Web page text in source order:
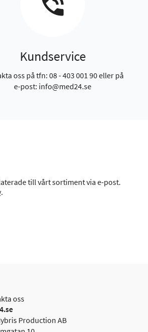
Kundservice
oss på tfn: 08 - 403 001 90 eller på
e-post: info@med24.se
till vårt sortiment via e-post.
.
oss
Production AB